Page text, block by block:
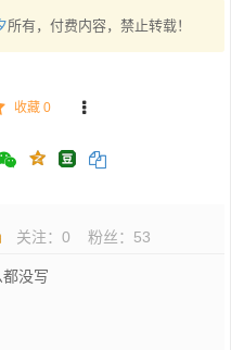
所有，付费内容，禁止转载！
收藏 0
关注： 0 粉丝： 53
没写